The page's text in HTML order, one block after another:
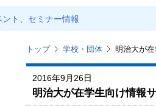
ト、セミナー情報
トップ 学校・団体 明治大が
2016年9月26日
明治大が在学生向け情報